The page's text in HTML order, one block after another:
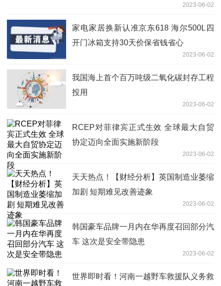
2023-06-02
家电家居换新认准京东618 海尔500L四
开门冰箱支持30天价保省钱省心
2023-06-02
我国海上首个百万吨级二氧化碳封存工程
投用
2023-06-02
RCEP对菲律宾正式生效 全球最大自贸
协定迈向全面实施新阶段
2023-06-02
天天热点！【财经分析】英国制造业萎缩
加剧 短期难见改善迹象
2023-06-02
韩国豪车品牌一月内在华再度召回部分汽
车 这次是安全带隐患
2023-06-02
世界即时看！河南一越野车救援队义务救